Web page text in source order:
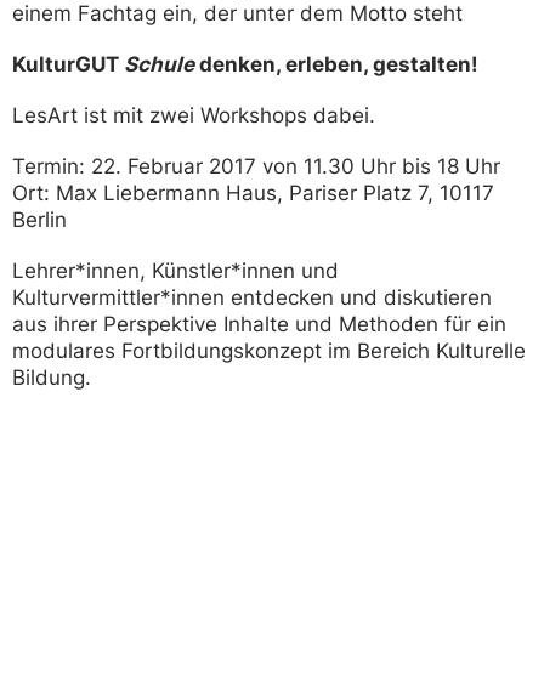
einem Fachtag ein, der unter dem Motto steht
KulturGUT Schuledenken, erleben, gestalten!
LesArt ist mit zwei Workshops dabei.
Termin: 22. Februar 2017 von 11.30 Uhr bis 18 Uhr
Ort: Max Liebermann Haus, Pariser Platz 7, 10117
Berlin
Lehrer*innen, Künstler*innen und
Kulturvermittler*innen entdecken und diskutieren
aus ihrer Perspektive Inhalte und Methoden für ein
modulares Fortbildungskonzept im Bereich Kulturelle
Bildung.